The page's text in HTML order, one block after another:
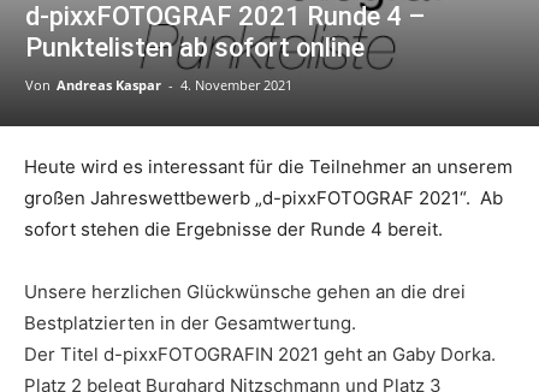
d-pixxFOTOGRAF 2021 Runde 4 –
Punktelisten ab sofort online
Von Andreas Kaspar - 4. November 2021
Heute wird es interessant für die Teilnehmer an unserem
großen Jahreswettbewerb „d-pixxFOTOGRAF 2021“. Ab
sofort stehen die Ergebnisse der Runde 4 bereit.
Unsere herzlichen Glückwünsche gehen an die drei
Bestplatzierten in der Gesamtwertung.
Der Titel d-pixxFOTOGRAFIN 2021 geht an Gaby Dorka.
Platz 2 belegt Burghard Nitzschmann und Platz 3